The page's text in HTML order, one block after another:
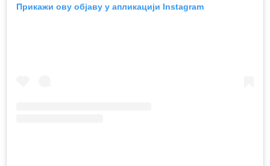
Прикажи ову објаву у апликацији Instagram